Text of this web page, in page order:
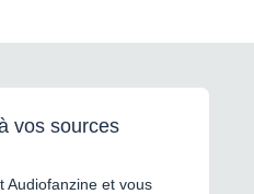
vos sources
Audiofanzine et vous